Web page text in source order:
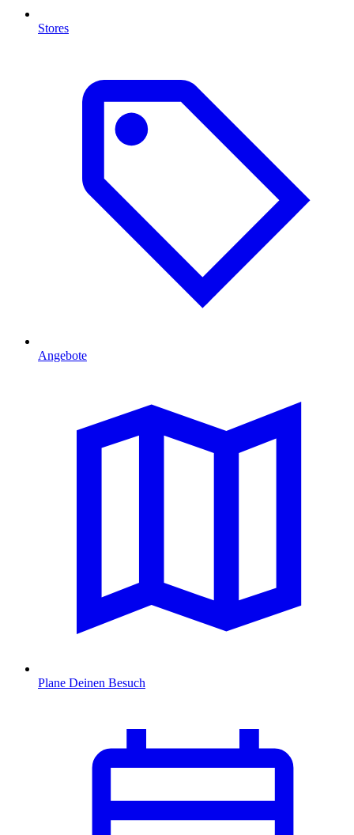
Stores
Angebote
Plane Deinen Besuch